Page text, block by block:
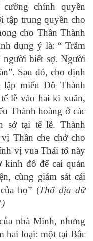
chính quyền
tập trung quyền cho
cho Thần Thành
dụng ý là: “ Trẫm
biết sợ. Người
Sau đó, cho định
miếu Đô Thành
lễ vào hai kì xuân,
Thành hoàng ở các
sở tại tế lễ. Thành
Thần che chở cho
vị vua Thái tổ này
kinh đô để cai quản
cùng giám sát cái
họ” (Thổ địa dữ
)
nhà Minh, nhưng
hai loại: một tại Bắc